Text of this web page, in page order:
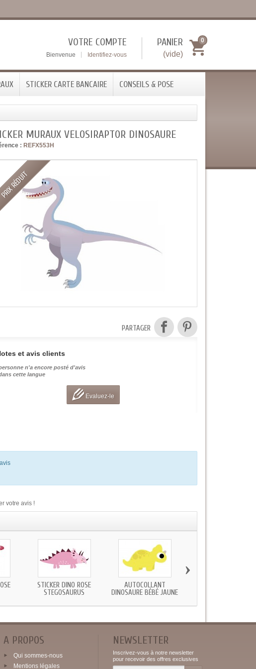
PANIER
(vide)
0
VOTRE COMPTE
Bienvenue Identifiez-vous
STICKER CARTE BANCAIRE CONSEILS & POSE
MURAUX VELOSIRAPTOR DINOSAURE
: REFX553H
PRIX RÉDUIT
PARTAGER
et avis clients
n'a encore posté d'avis
cette langue
Evaluez-le
votre avis !
STICKER DINO ROSE
STEGOSAURUS
AUTOCOLLANT
DINOSAURE BÉBÉ JAUNE
›
A PROPOS
Qui sommes-nous
Mentions légales
NEWSLETTER
Inscrivez-vous à notre newsletter
pour recevoir des offres exclusives